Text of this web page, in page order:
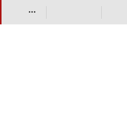
•••